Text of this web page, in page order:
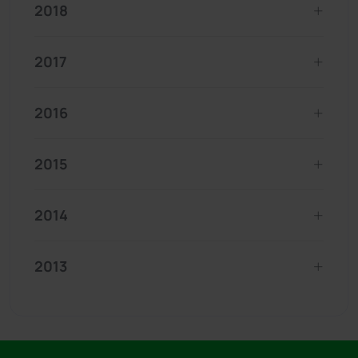
2018
2017
2016
2015
2014
2013